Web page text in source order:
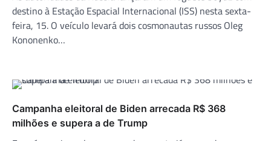
destino à Estação Espacial Internacional (ISS) nesta sexta-
feira, 15. O veículo levará dois cosmonautas russos Oleg
Kononenko…
Campanha eleitoral de Biden arrecada R$ 368
milhões e supera a de Trump